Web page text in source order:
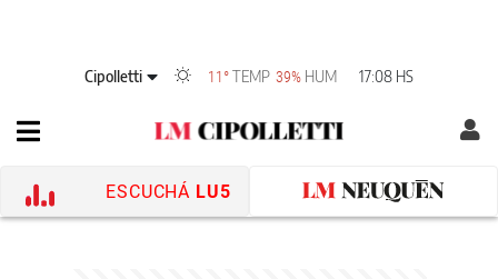
Cipolletti 11°TEMP 39% HUM 17:08 HS
ESCUCHÁ LU5